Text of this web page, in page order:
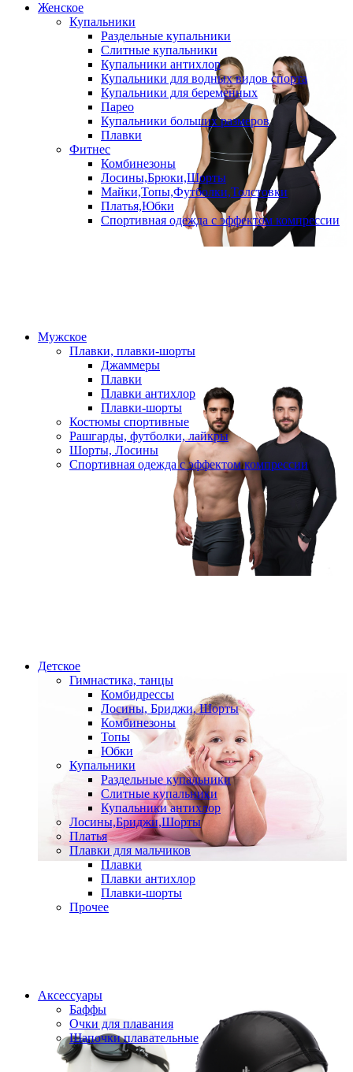
Женское
Купальники
Раздельные купальники
Слитные купальники
Купальники антихлор
Купальники для водных видов спорта
Купальники для беременных
Парео
Купальники больших размеров
Плавки
Фитнес
Комбинезоны
Лосины,Брюки,Шорты
Майки,Топы,Футболки,Толстовки
Платья,Юбки
Спортивная одежда с эффектом компрессии
Мужское
Плавки, плавки-шорты
Джаммеры
Плавки
Плавки антихлор
Плавки-шорты
Костюмы спортивные
Рашгарды, футболки, лайкры
Шорты, Лосины
Спортивная одежда с эффектом компрессии
Детское
Гимнастика, танцы
Комбидрессы
Лосины, Бриджи, Шорты
Комбинезоны
Топы
Юбки
Купальники
Раздельные купальники
Слитные купальники
Купальники антихлор
Лосины,Бриджи,Шорты
Платья
Плавки для мальчиков
Плавки
Плавки антихлор
Плавки-шорты
Прочее
Аксессуары
Баффы
Очки для плавания
Шапочки плавательные